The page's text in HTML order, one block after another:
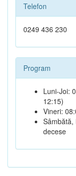
Telefon
0249 436 230
Program
Luni-Joi:
12:15)
Vineri:
decese